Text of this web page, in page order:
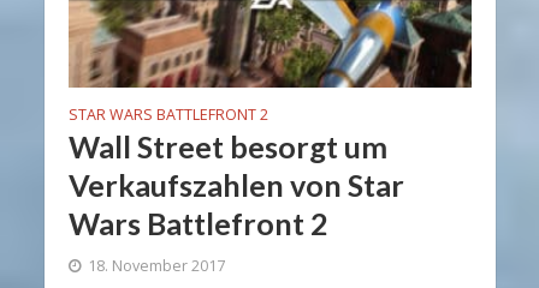
STAR WARS BATTLEFRONT 2
Wall Street besorgt um
Verkaufszahlen von Star
Wars Battlefront 2
18. November 2017